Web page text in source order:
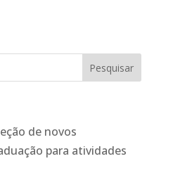
de novos
para atividades